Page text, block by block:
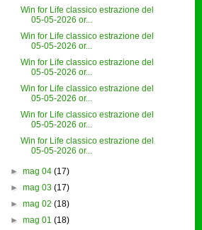
Win for Life classico estrazione del
05-05-2026 or...
Win for Life classico estrazione del
05-05-2026 or...
Win for Life classico estrazione del
05-05-2026 or...
Win for Life classico estrazione del
05-05-2026 or...
Win for Life classico estrazione del
05-05-2026 or...
Win for Life classico estrazione del
05-05-2026 or...
► mag 04 (17)
► mag 03 (17)
► mag 02 (18)
► mag 01 (18)